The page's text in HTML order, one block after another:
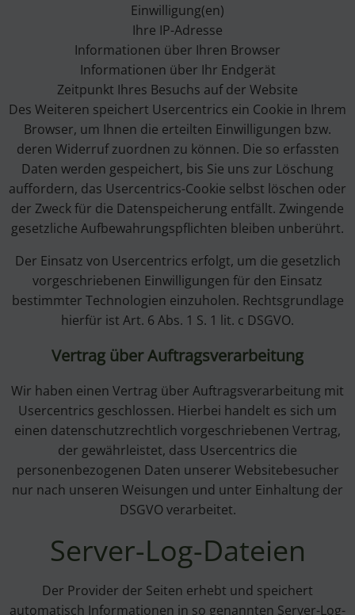
Einwilligung(en)
Ihre IP-Adresse
Informationen über Ihren Browser
Informationen über Ihr Endgerät
Zeitpunkt Ihres Besuchs auf der Website
Des Weiteren speichert Usercentrics ein Cookie in Ihrem
Browser, um Ihnen die erteilten Einwilligungen bzw.
deren Widerruf zuordnen zu können. Die so erfassten
Daten werden gespeichert, bis Sie uns zur Löschung
auffordern, das Usercentrics-Cookie selbst löschen oder
der Zweck für die Datenspeicherung entfällt. Zwingende
gesetzliche Aufbewahrungspflichten bleiben unberührt.
Der Einsatz von Usercentrics erfolgt, um die gesetzlich
vorgeschriebenen Einwilligungen für den Einsatz
bestimmter Technologien einzuholen. Rechtsgrundlage
hierfür ist Art. 6 Abs. 1 S. 1 lit. c DSGVO.
Vertrag über Auftragsverarbeitung
Wir haben einen Vertrag über Auftragsverarbeitung mit
Usercentrics geschlossen. Hierbei handelt es sich um
einen datenschutzrechtlich vorgeschriebenen Vertrag,
der gewährleistet, dass Usercentrics die
personenbezogenen Daten unserer Websitebesucher
nur nach unseren Weisungen und unter Einhaltung der
DSGVO verarbeitet.
Server-Log-Dateien
Der Provider der Seiten erhebt und speichert
automatisch Informationen in so genannten Server-Log-